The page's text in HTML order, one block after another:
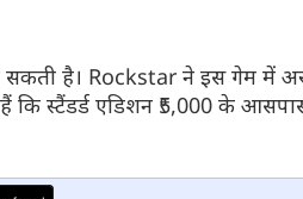
सकती है। Rockstar ने इस गेम में
कि स्टैंडर्ड एडिशन ₹5,000 के